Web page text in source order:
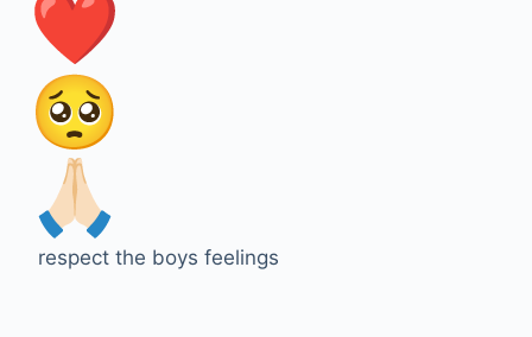
respect the boys feelings